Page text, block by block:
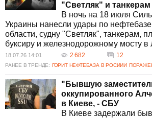
"Светляк" и
В ночь на 18 июля
Украины нанесли удары по
области, судну "Светляк", танкерам,
буксиру и железнодорожному мосту в
18.07.26 14:01 2 682 12
РАНЕЕ В ТРЕНДЕ: ГОРИТ НЕФТЕБАЗА В РОСИИИ
"Бывшую
оккупированного
в Киеве, - СБУ
В Киеве задержали